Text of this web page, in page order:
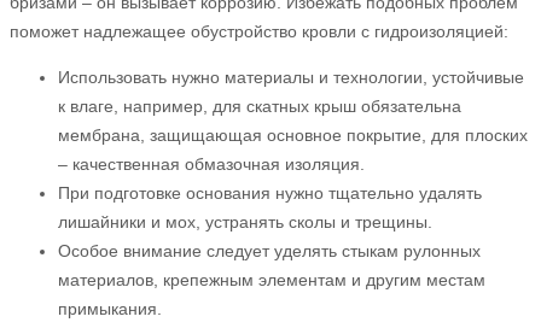
поможет надлежащее обустройство кровли с гидроизоляцией:
Использовать нужно материалы и технологии, устойчивые
к влаге, например, для скатных крыш обязательна
мембрана, защищающая основное покрытие, для плоских
– качественная обмазочная изоляция.
При подготовке основания нужно тщательно удалять
лишайники и мох, устранять сколы и трещины.
Особое внимание следует уделять стыкам рулонных
материалов, крепежным элементам и другим местам
примыкания.